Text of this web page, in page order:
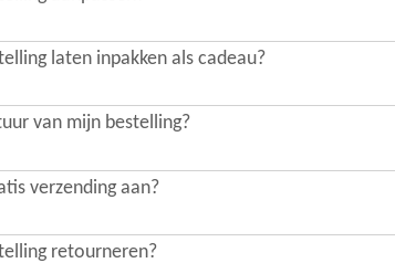
laten inpakken als cadeau?
van mijn bestelling?
verzending aan?
retourneren?